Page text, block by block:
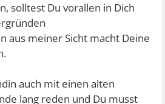
solltest Du vorallen in Dich
aus meiner Sicht macht Deine
auch mit einen alten
lang reden und Du musst